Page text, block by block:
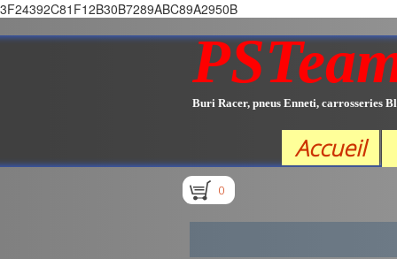
3F24392C81F12B30B7289ABC89A2950B
Buri Racer, pneus Enneti, carrosseries
Accueil
0